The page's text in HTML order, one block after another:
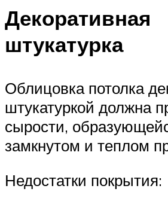
Декоративная
штукатурка
Облицовка потолка
штукатуркой должна
сырости,
замкнутом и теплом
Недостатки покрытия: